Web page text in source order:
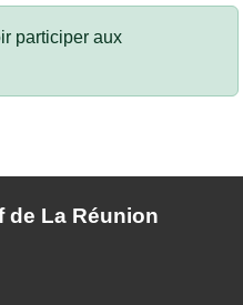
participer aux
de La Réunion